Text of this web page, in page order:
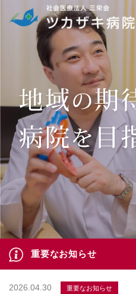
重要なお知らせ
2026.04.30 重要なお知らせ